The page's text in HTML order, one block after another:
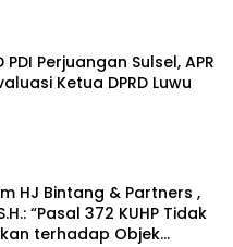
PDI Perjuangan Sulsel, APR
Ketua DPRD Luwu
“Pasal 372 KUHP Tidak
terhadap Objek